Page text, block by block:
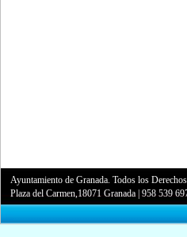
Ayuntamiento de Granada. Todos los
Plaza del Carmen,18071 Granada |958 539